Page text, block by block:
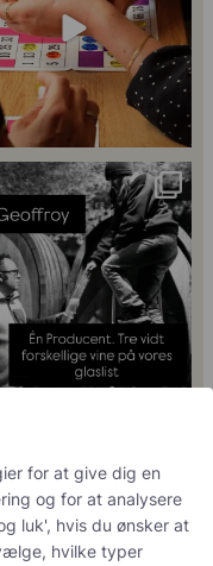
18 0
5 0
er en af Champagnes
ældste...
21 1
for at give dig en
og for at analysere
hvis du ønsker at
hvilke typer cookies